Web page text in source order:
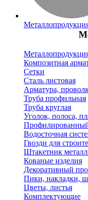
Композитная
Сетки
Сталь листовая
Арматура,
Труба профильная
Труба круглая
Уголок, полоса,
Водосточная
Гвозди для
Штакетник
Кованые изделия
Декоративный
Пики, накладки,
Цветы, листья
Комплектующие